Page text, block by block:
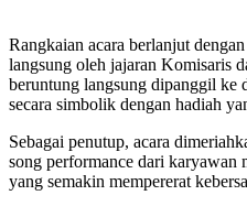
Rangkaian acara berlanjut
langsung oleh jajaran Komisaris
beruntung langsung dipanggil ke
secara simbolik dengan hadiah
Sebagai penutup, acara
song performance dari karyawan
yang semakin mempererat